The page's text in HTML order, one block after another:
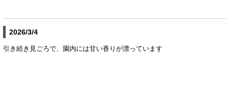
2026/3/4
引き続き見ごろで、園内には甘い香りが漂っています